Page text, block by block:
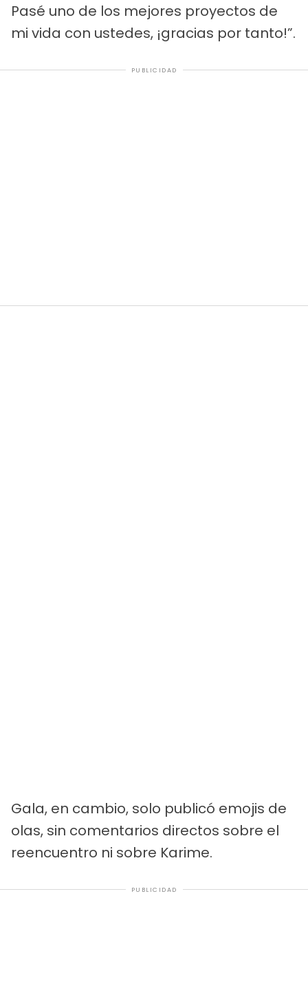
Pasé uno de los mejores proyectos de
mi vida con ustedes, ¡gracias por tanto!”.
PUBLICIDAD
Gala, en cambio, solo publicó emojis de
olas, sin comentarios directos sobre el
reencuentro ni sobre Karime.
PUBLICIDAD